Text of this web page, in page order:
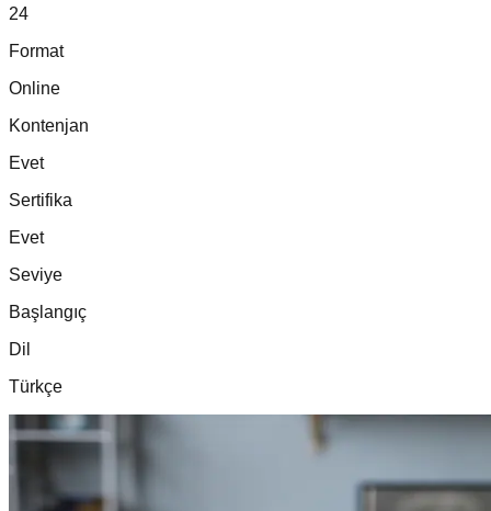
24
Format
Online
Kontenjan
Evet
Sertifika
Evet
Seviye
Başlangıç
Dil
Türkçe